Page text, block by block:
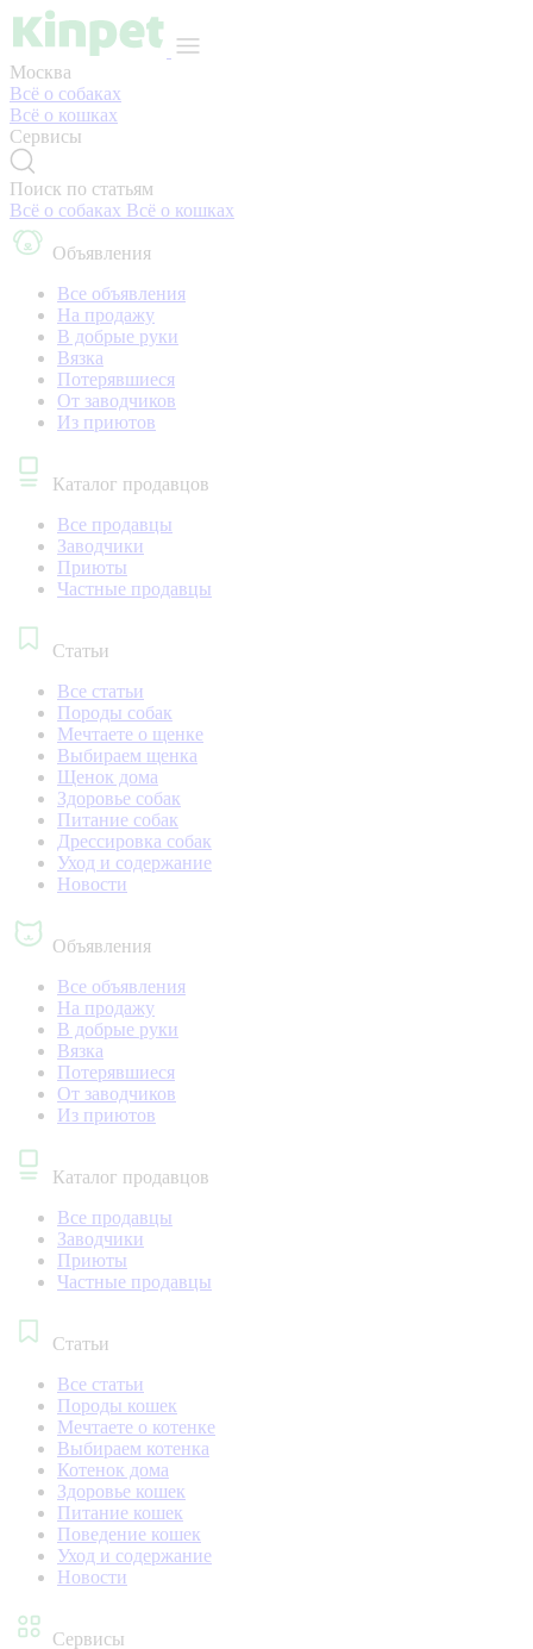
Москва
Всё о собаках
Всё о кошках
Сервисы
Поиск по статьям
Всё о собаках Всё о кошках
Объявления
Все объявления
На продажу
В добрые руки
Вязка
Потерявшиеся
От заводчиков
Из приютов
Каталог продавцов
Все продавцы
Заводчики
Приюты
Частные продавцы
Статьи
Все статьи
Породы собак
Мечтаете о щенке
Выбираем щенка
Щенок дома
Здоровье собак
Питание собак
Дрессировка собак
Уход и содержание
Новости
Объявления
Все объявления
На продажу
В добрые руки
Вязка
Потерявшиеся
От заводчиков
Из приютов
Каталог продавцов
Все продавцы
Заводчики
Приюты
Частные продавцы
Статьи
Все статьи
Породы кошек
Мечтаете о котенке
Выбираем котенка
Котенок дома
Здоровье кошек
Питание кошек
Поведение кошек
Уход и содержание
Новости
Сервисы